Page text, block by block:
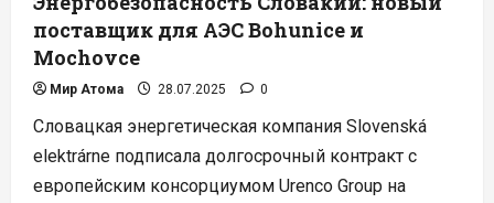
поставщик для АЭС Bohunice и
Mochovce
Мир Атома 28.07.2025 0
Словацкая энергетическая компания Slovenská
elektrárne подписала долгосрочный контракт с
европейским консорциумом Urenco Group на